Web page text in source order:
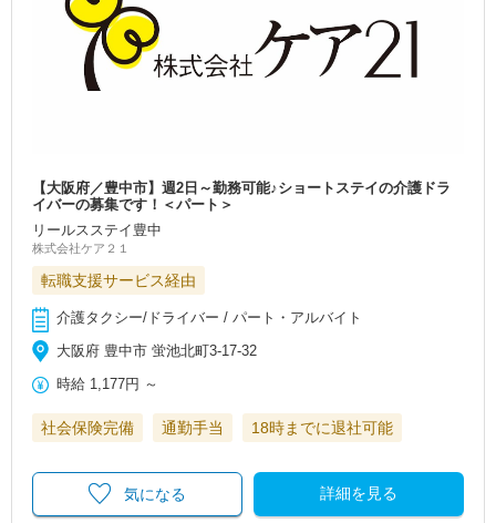
【大阪府／豊中市】週2日～勤務可能♪ショートステイの介護ドラ
イバーの募集です！＜パート＞
リールスステイ豊中
株式会社ケア２１
転職支援サービス経由
介護タクシー/ドライバー / パート・アルバイト
大阪府 豊中市 蛍池北町3-17-32
時給 1,177円 ～
社会保険完備 通勤手当 18時までに退社可能
詳細を見る
気になる